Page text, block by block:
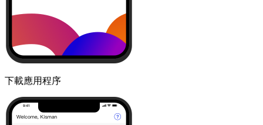
下載應用程序